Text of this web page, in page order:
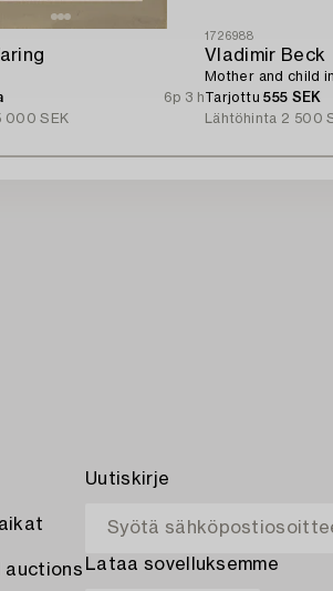
6p 3 h
000 SEK
1726988
Vladimir Beck
Mother and child
Tarjottu555 SEK
Lähtöhinta 2 500
auctions
Uutiskirje
Lataa sovelluksemme